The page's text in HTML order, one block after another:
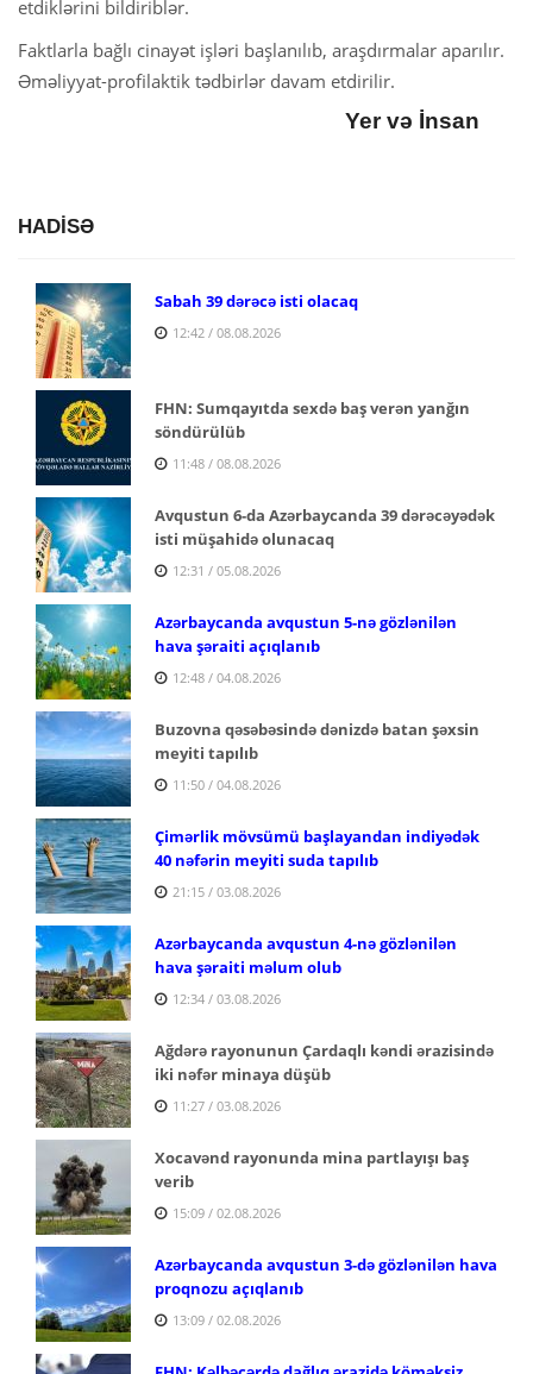
etdiklərini bildiriblər.
Faktlarla bağlı cinayət işləri başlanılıb, araşdırmalar aparılır.
Əməliyyat-profilaktik tədbirlər davam etdirilir.
Yer və İnsan
HADİSƏ
Sabah 39 dərəcə isti olacaq
12:42 / 08.08.2026
FHN: Sumqayıtda sexdə baş verən yanğın
söndürülüb
11:48 / 08.08.2026
Avqustun 6-da Azərbaycanda 39 dərəcəyədək
isti müşahidə olunacaq
12:31 / 05.08.2026
Azərbaycanda avqustun 5-nə gözlənilən
hava şəraiti açıqlanıb
12:48 / 04.08.2026
Buzovna qəsəbəsində dənizdə batan şəxsin
meyiti tapılıb
11:50 / 04.08.2026
Çimərlik mövsümü başlayandan indiyədək
40 nəfərin meyiti suda tapılıb
21:15 / 03.08.2026
Azərbaycanda avqustun 4-nə gözlənilən
hava şəraiti məlum olub
12:34 / 03.08.2026
Ağdərə rayonunun Çardaqlı kəndi ərazisində
iki nəfər minaya düşüb
11:27 / 03.08.2026
Xocavənd rayonunda mina partlayışı baş
verib
15:09 / 02.08.2026
Azərbaycanda avqustun 3-də gözlənilən hava
proqnozu açıqlanıb
13:09 / 02.08.2026